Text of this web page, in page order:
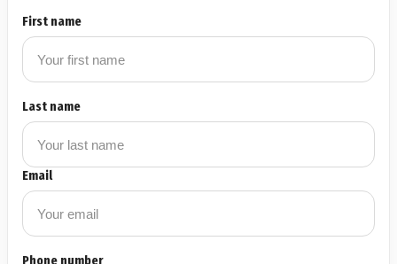
First name
Last name
Email
Phone number